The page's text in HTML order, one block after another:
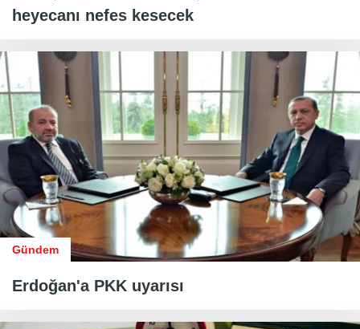
heyecanı nefes kesecek
Gündem
Erdoğan'a PKK uyarısı